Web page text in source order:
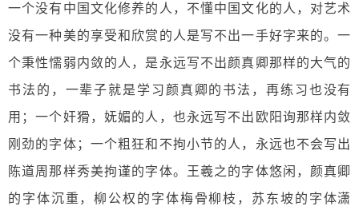
一个没有中国文化修养的人，不懂中国文化的人，对艺术
没有一种美的享受和欣赏的人是写不出一手好字来的。一
个秉性懦弱内敛的人，是永远写不出颜真卿那样的大气的
书法的，一辈子就是学习颜真卿的书法，再练习也没有
用；一个奸猾，妩媚的人，也永远写不出欧阳询那样内敛
刚劲的字体；一个粗狂和不拘小节的人，永远也不会写出
陈道周那样秀美拘谨的字体。王羲之的字体悠闲，颜真卿
的字体沉重，柳公权的字体梅骨柳枝，苏东坡的字体潇